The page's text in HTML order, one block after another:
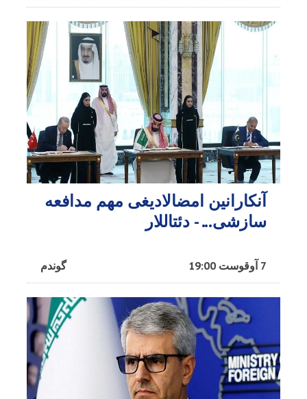
آنکارانین امضالادیغی مهم مدافعه
سازشی... - دئتاللار
گوندم 7 آوقوست 19:00